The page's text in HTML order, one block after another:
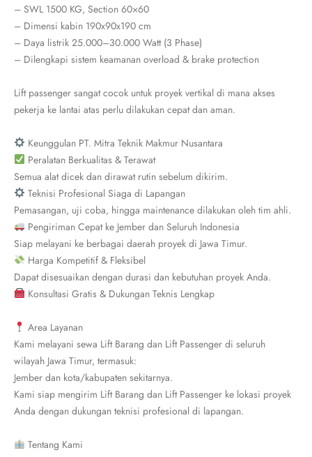
– SWL 1500 KG, Section 60×60
– Dimensi kabin 190x90x190 cm
– Daya listrik 25.000–30.000 Watt (3 Phase)
– Dilengkapi sistem keamanan overload & brake protection
Lift passenger sangat cocok untuk proyek vertikal di mana akses
pekerja ke lantai atas perlu dilakukan cepat dan aman.
Keunggulan PT. Mitra Teknik Makmur Nusantara
Peralatan Berkualitas & Terawat
Semua alat dicek dan dirawat rutin sebelum dikirim.
Teknisi Profesional Siaga di Lapangan
Pemasangan, uji coba, hingga maintenance dilakukan oleh tim ahli.
Pengiriman Cepat ke Jember dan Seluruh Indonesia
Siap melayani ke berbagai daerah proyek di Jawa Timur.
Harga Kompetitif & Fleksibel
Dapat disesuaikan dengan durasi dan kebutuhan proyek Anda.
Konsultasi Gratis & Dukungan Teknis Lengkap
Area Layanan
Kami melayani sewa Lift Barang dan Lift Passenger di seluruh
wilayah Jawa Timur, termasuk:
Jember dan kota/kabupaten sekitarnya.
Kami siap mengirim Lift Barang dan Lift Passenger ke lokasi proyek
Anda dengan dukungan teknisi profesional di lapangan.
Tentang Kami